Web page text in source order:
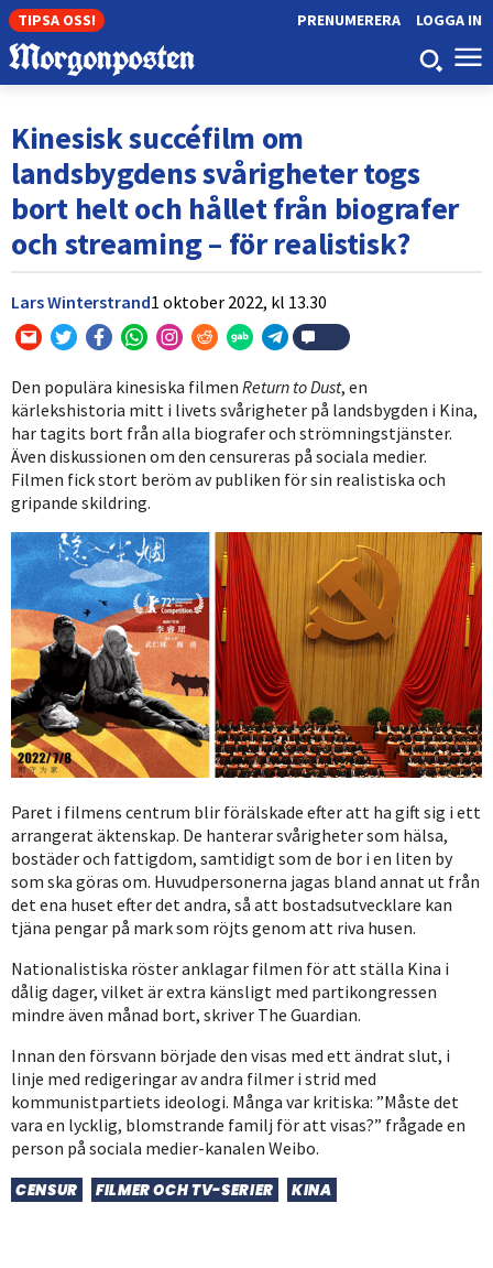
TIPSA OSS! LOGGA IN
PRENUMERERA
Kinesisk succéfilm om
landsbygdens svårigheter togs
bort helt och hållet från biografer
och streaming – för realistisk?
Lars Winterstrand1 oktober 2022, kl 13.30
Den populära kinesiska filmen Return to Dust, en
kärlekshistoria mitt i livets svårigheter på landsbygden i Kina,
har tagits bort från alla biografer och strömningstjänster.
Även diskussionen om den censureras på sociala medier.
Filmen fick stort beröm av publiken för sin realistiska och
gripande skildring.
Paret i filmens centrum blir förälskade efter att ha gift sig i ett
arrangerat äktenskap. De hanterar svårigheter som hälsa,
bostäder och fattigdom, samtidigt som de bor i en liten by
som ska göras om. Huvudpersonerna jagas bland annat ut från
det ena huset efter det andra, så att bostadsutvecklare kan
tjäna pengar på mark som röjts genom att riva husen.
Nationalistiska röster anklagar filmen för att ställa Kina i
dålig dager, vilket är extra känsligt med partikongressen
mindre även månad bort, skriver The Guardian.
Innan den försvann började den visas med ett ändrat slut, i
linje med redigeringar av andra filmer i strid med
kommunistpartiets ideologi. Många var kritiska: ”Måste det
vara en lycklig, blomstrande familj för att visas?” frågade en
person på sociala medier-kanalen Weibo.
CENSUR FILMER OCH TV-SERIER KINA